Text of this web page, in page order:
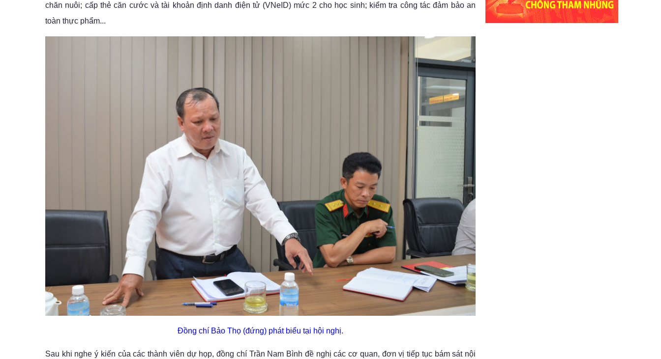
chăn nuôi; cấp thẻ căn cước và tài khoản định danh điện tử (VNeID) mức 2 cho học sinh; kiểm tra công tác đảm bảo an
toàn thực phẩm...
Đồng chí Bảo Thọ (đứng) phát biểu tại hội nghị.
Sau khi nghe ý kiến của các thành viên dự họp, đồng chí Trần Nam Bình đề nghị các cơ quan, đơn vị tiếp tục bám sát nội